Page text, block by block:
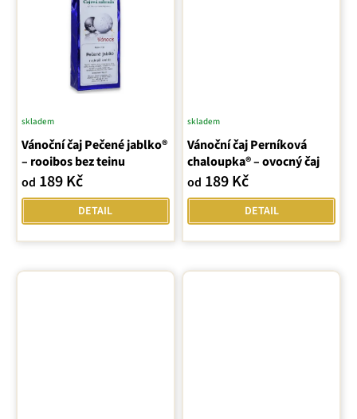
Vánoční čaj Pečené jablko®
– rooibos bez teinu
skladem
od 189 Kč
DETAIL
Vánoční čaj Perníková
chaloupka® – ovocný čaj
skladem
od 189 Kč
DETAIL